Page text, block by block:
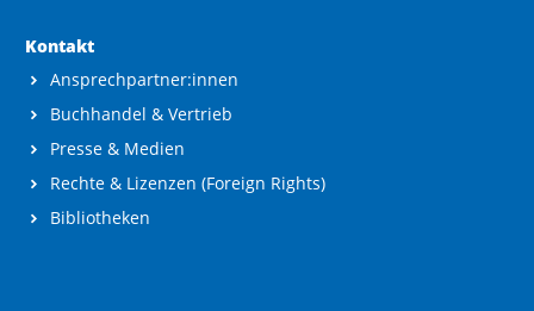
Kontakt
Ansprechpartner:innen
Buchhandel & Vertrieb
Presse & Medien
Rechte & Lizenzen (Foreign Rights)
Bibliotheken